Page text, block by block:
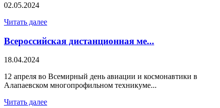
02.05.2024
Читать далее
Всероссийская дистанционная ме...
18.04.2024
12 апреля во Всемирный день авиации и космонавтики в
Алапаевском многопрофильном техникуме...
Читать далее